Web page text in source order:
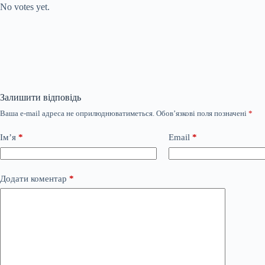
No votes yet.
Залишити відповідь
Ваша e-mail адреса не оприлюднюватиметься. Обов’язкові поля позначені *
Ім’я * Email *
Додати коментар *